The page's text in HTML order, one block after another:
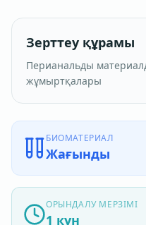
Зерттеу құрамы
Перианальды
жұмыртқалары
БИОМАТЕРИАЛ
Жағынды
ОРЫНДАЛУ МЕРЗІМІ
1 күн